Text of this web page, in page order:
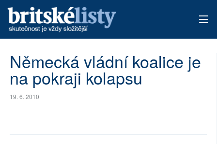
TÉMATA
Německá vládní koalice je
na pokraji kolapsu
19. 6. 2010